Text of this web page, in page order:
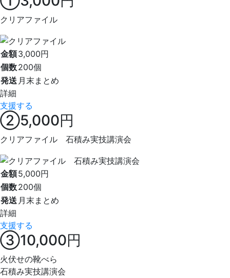
クリアファイル
金額3,000円
個数200個
発送 月末まとめ
詳細
支援する
②5,000円
クリアファイル 石積み実技講演会
金額5,000円
個数200個
発送 月末まとめ
詳細
支援する
③10,000円
火伏せの靴べら
石積み実技講演会